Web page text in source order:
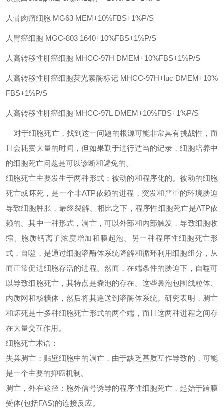
人骨肉瘤细胞 MG63 MEM+10%FBS+1%P/S
人胃癌细胞 MGC-803 1640+10%FBS+1%P/S
人高转移性肝癌细胞 MHCC-97H DMEM+10%FBS+1%P/S
人高转移性肝癌细胞荧光素酶标记 MHCC-97H+luc DMEM+10%
FBS+1%P/S
人高转移性肝癌细胞 MHCC-97L DMEM+10%FBS+1%P/S
对于细胞死亡，找到这一问题的根源可能非常具有挑战性，而
且会耗费大量的时间，但如果勤于进行适当的记录 ，细胞培养中
的细胞死亡问题是可以诊断和避免的。
细胞死亡主要发生于两种形式：被动的和程序化的。被动的细胞
死亡或坏死，是一个非ATP依赖的进程，突发和严重的环境胁迫
导致细胞肿胀，最终裂解。相比之下，程序性细胞死亡是ATP依
赖的。其中一种形式，凋亡，可以外部和内部触发，导致细胞收
缩、胞质钙离子浓度增加和膜起泡。另一种程序性细胞死亡形
式，自噬，是通过细胞溶酶体系统降解和循环利用细胞组分，从
而正常促进细胞存活的进程。然而，在端条件的胁迫下，自噬可
以导致细胞死亡，其特点是囊泡的存在。这些囊泡包围线粒体、
内质网和核糖体，然后将其递送到溶酶体系统。研究表明，凋亡
和坏死是十多种细胞死亡形式的两个端 ，而且这两种进程之间存
在大量交互作用。
细胞死亡术语：
失巢凋亡： 贴壁细胞中的凋亡，由于缺乏基质互作导致的，可能
是一个主要的抑癌机制。
凋亡，外在途径： 胞外信号诱导的程序性细胞死亡，起始于跨膜
受体(包括FAS)的连接反应。